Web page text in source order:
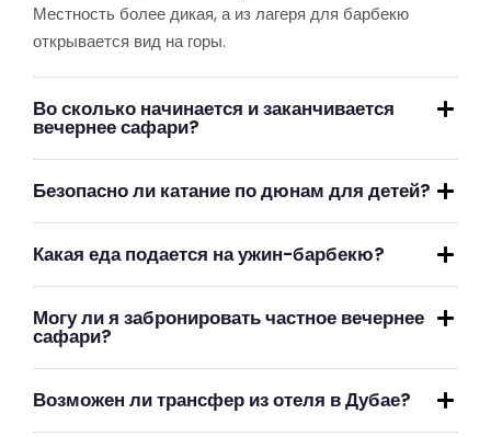
Местность более дикая, а из лагеря для барбекю
открывается вид на горы.
Во сколько начинается и заканчивается
вечернее сафари?
Безопасно ли катание по дюнам для детей?
Какая еда подается на ужин-барбекю?
Могу ли я забронировать частное вечернее
сафари?
Возможен ли трансфер из отеля в Дубае?